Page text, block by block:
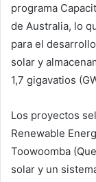
programa
de Australia, lo
para el
solar y
1,7 gigavatios
Los proyectos
Renewable
Toowoomba
solar y un